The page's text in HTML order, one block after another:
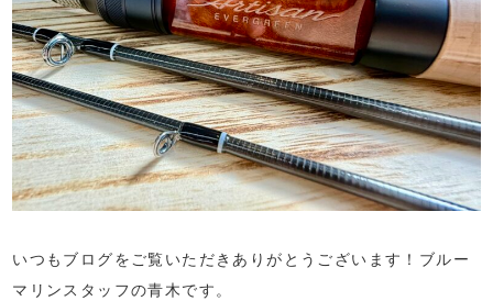
いつもブログをご覧いただきありがとうございます！ブルー
マリンスタッフの青木です。